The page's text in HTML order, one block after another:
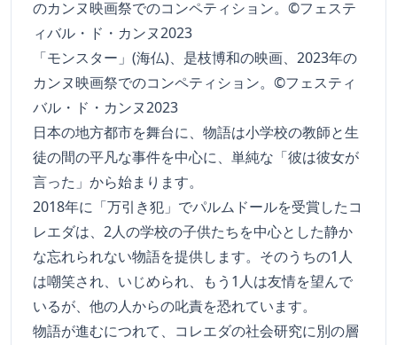
「モンスター」(海仏)、是枝博和の映画、2023年の
カンヌ映画祭でのコンペティション。©フェスティ
バル・ド・カンヌ2023
日本の地方都市を舞台に、物語は小学校の教師と生
徒の間の平凡な事件を中心に、単純な「彼は彼女が
言った」から始まります。
2018年に「万引き犯」でパルムドールを受賞したコ
レエダは、2人の学校の子供たちを中心とした静か
な忘れられない物語を提供します。そのうちの1人
は嘲笑され、いじめられ、もう1人は友情を望んで
いるが、他の人からの叱責を恐れています。
物語が進むにつれて、コレエダの社会研究に別の層